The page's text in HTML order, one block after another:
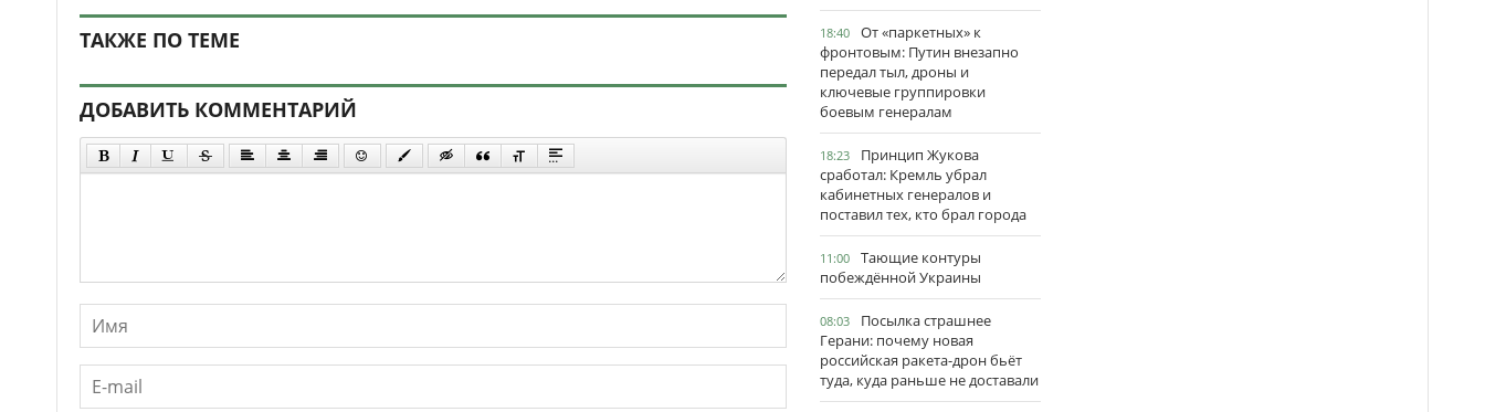
ТАКЖЕ ПО ТЕМЕ
ДОБАВИТЬ КОММЕНТАРИЙ
18:40
От «паркетных» к
фронтовым: Путин внезапно
передал тыл, дроны и
ключевые группировки
боевым генералам
18:23
Принцип Жукова
сработал: Кремль убрал
кабинетных генералов и
поставил тех, кто брал города
11:00
Тающие контуры
побеждённой Украины
08:03
Посылка страшнее
Герани: почему новая
российская ракета-дрон бьёт
туда, куда раньше не доставали